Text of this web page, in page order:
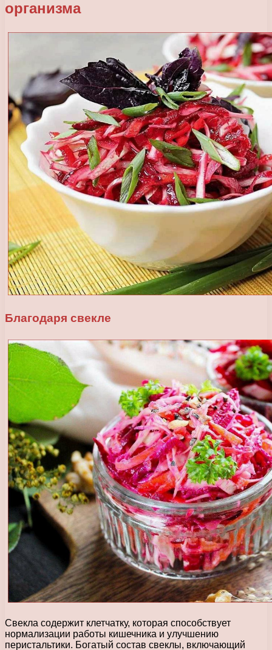
организма
Благодаря свекле
Свекла содержит клетчатку, которая способствует
нормализации работы кишечника и улучшению
перистальтики. Богатый состав свеклы, включающий